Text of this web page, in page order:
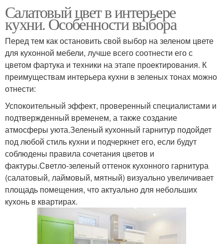
Салатовый цвет в интерьере
кухни. Особенности выбора
Перед тем как остановить свой выбор на зеленом цвете
для кухонной мебели, лучше всего соотнести его с
цветом фартука и техники на этапе проектирования. К
преимуществам интерьера кухни в зеленых тонах можно
отнести:
Успокоительный эффект, проверенный специалистами и
подтвержденный временем, а также создание
атмосферы уюта.Зеленый кухонный гарнитур подойдет
под любой стиль кухни и подчеркнет его, если будут
соблюдены правила сочетания цветов и
фактуры.Светло-зеленый оттенок кухонного гарнитура
(салатовый, лаймовый, мятный) визуально увеличивает
площадь помещения, что актуально для небольших
кухонь в квартирах.